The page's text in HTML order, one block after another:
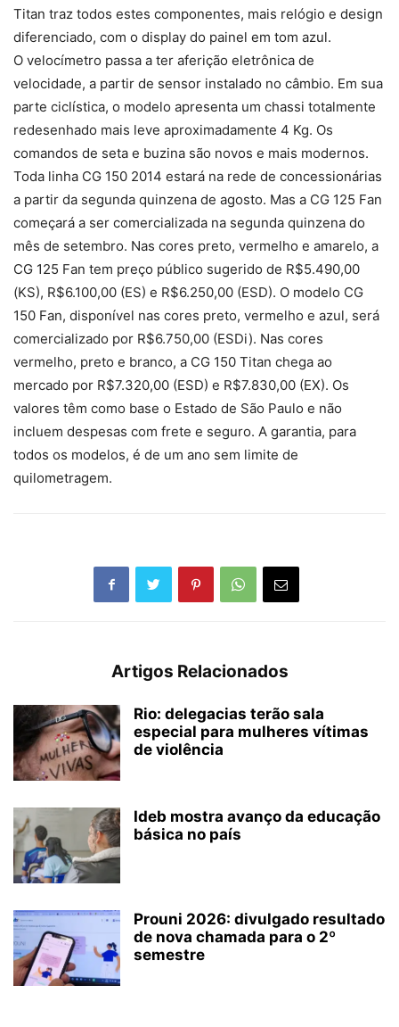
Titan traz todos estes componentes, mais relógio e design
diferenciado, com o display do painel em tom azul.
O velocímetro passa a ter aferição eletrônica de
velocidade, a partir de sensor instalado no câmbio. Em sua
parte ciclística, o modelo apresenta um chassi totalmente
redesenhado mais leve aproximadamente 4 Kg. Os
comandos de seta e buzina são novos e mais modernos.
Toda linha CG 150 2014 estará na rede de concessionárias
a partir da segunda quinzena de agosto. Mas a CG 125 Fan
começará a ser comercializada na segunda quinzena do
mês de setembro. Nas cores preto, vermelho e amarelo, a
CG 125 Fan tem preço público sugerido de R$5.490,00
(KS), R$6.100,00 (ES) e R$6.250,00 (ESD). O modelo CG
150 Fan, disponível nas cores preto, vermelho e azul, será
comercializado por R$6.750,00 (ESDi). Nas cores
vermelho, preto e branco, a CG 150 Titan chega ao
mercado por R$7.320,00 (ESD) e R$7.830,00 (EX). Os
valores têm como base o Estado de São Paulo e não
incluem despesas com frete e seguro. A garantia, para
todos os modelos, é de um ano sem limite de
quilometragem.
Artigos Relacionados
Rio: delegacias terão sala
especial para mulheres vítimas
de violência
Ideb mostra avanço da educação
básica no país
Prouni 2026: divulgado resultado
de nova chamada para o 2º
semestre